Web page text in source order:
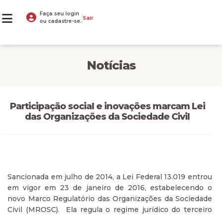
Faça seu login
ou cadastre-se. Sair
Notícias
Participação social e inovações marcam Lei
das Organizações da Sociedade Civil
Sancionada em julho de 2014, a Lei Federal 13.019 entrou
em vigor em 23 de janeiro de 2016, estabelecendo o
novo Marco Regulatório das Organizações da Sociedade
Civil (MROSC). Ela regula o regime jurídico do terceiro